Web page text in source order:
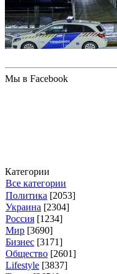
Мы в Facebook
Категории
Все категории
Политика [2053]
Украина [2304]
Россия [1234]
Мир [3690]
Бизнес [3171]
Общество [2601]
Lifestyle [3837]